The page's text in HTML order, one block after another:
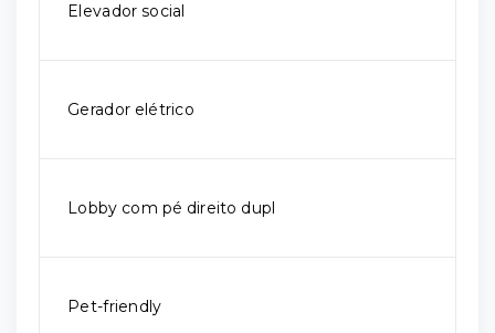
Elevador social
Gerador elétrico
Lobby com pé direito dupl
Pet-friendly